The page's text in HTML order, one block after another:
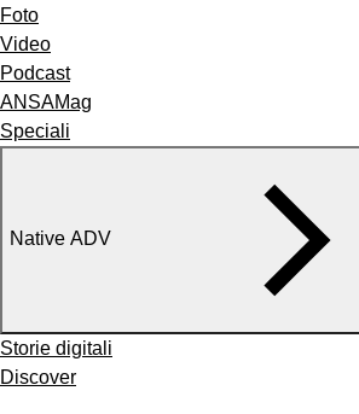
Foto
Video
Podcast
ANSAMag
Speciali
Native ADV
Storie digitali
Discover